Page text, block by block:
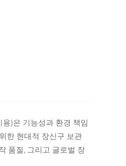
)은 기능성과 환경 책임
한 현대적 장신구 보관
품질, 그리고 글로벌 장